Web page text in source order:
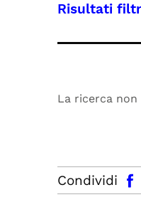
Risultati
La ricerca
Condividi
facebook